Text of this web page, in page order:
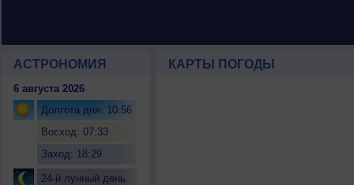
АСТРОНОМИЯ
6 августа 2026
Долгота дня: 10:56
Восход: 07:33
Заход: 18:29
24-й лунный день
КАРТЫ ПОГОДЫ